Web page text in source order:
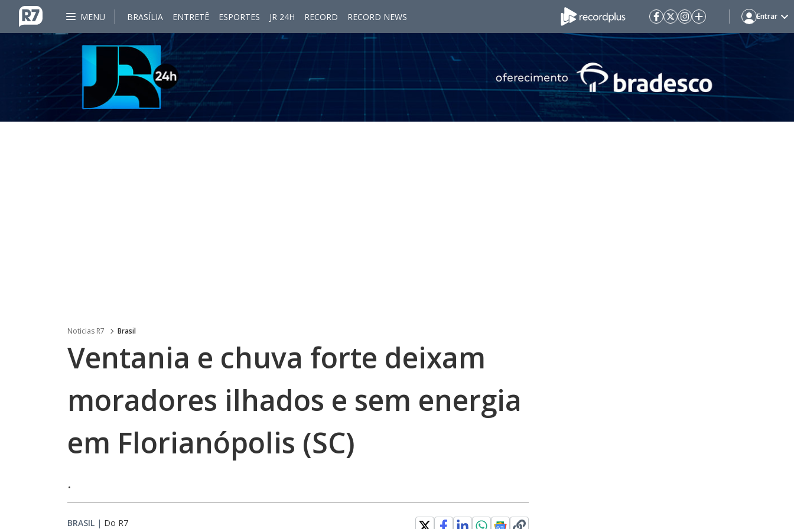
MENU BRASÍLIA ENTRETÊ ESPORTES JR 24H RECORD RECORD NEWS Entrar
Noticias R7 Brasil
Ventania e chuva forte deixam
moradores ilhados e sem energia
em Florianópolis (SC)
.
BRASIL | Do R7